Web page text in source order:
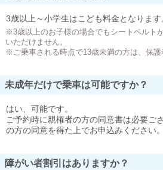
3歳以上～小学生はこども料金となります
※3歳以上のお子様の場合でもシートベルト
いただけません。
※ご乗車される時点で13歳未満の方は、保護
未成年だけで乗車は可能ですか？
はい、可能です。
ご予約時に親権者の方の同意書は必要ご
の方の同意を得た上でお申込みください。
障がい者割引はありますか？